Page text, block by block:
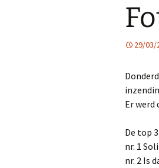
29/03/
Er werd
De top
nr. 1
nr. 2 Is